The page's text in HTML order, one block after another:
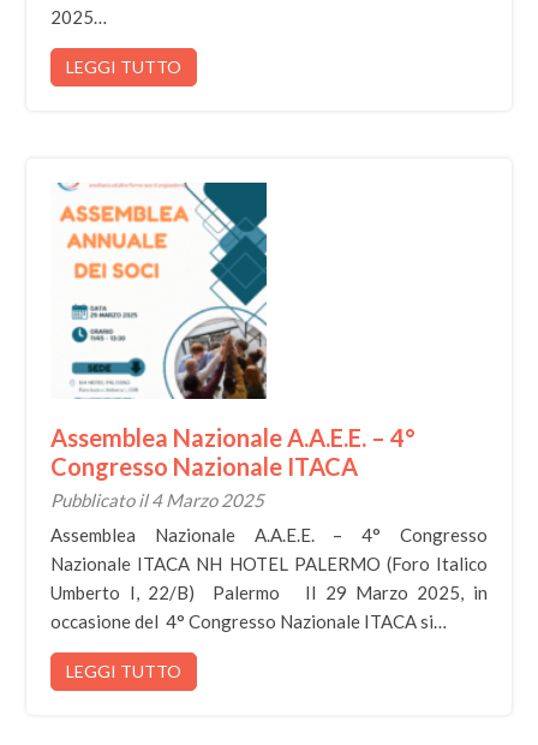
2025…
LEGGI TUTTO
Assemblea Nazionale A.A.E.E. – 4°
Congresso Nazionale ITACA
Pubblicato il 4 Marzo 2025
Assemblea Nazionale A.A.E.E. – 4° Congresso
Nazionale ITACA NH HOTEL PALERMO (Foro Italico
Umberto I, 22/B) Palermo Il 29 Marzo 2025, in
occasione del 4° Congresso Nazionale ITACA si…
LEGGI TUTTO